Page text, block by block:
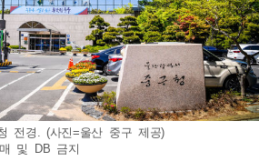
전경. (사진=울산 중구 제공)
및 DB 금지